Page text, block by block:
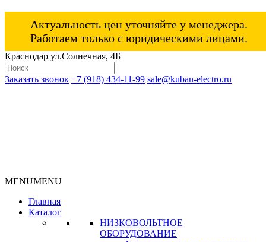
Актуальность цен уточняйте у менеджера.
Работаем только с юридическими лицами.
Краснодар ул.Солнечная, 4Б
Заказать звонок +7 (918) 434-11-99 sale@kuban-electro.ru
MENUMENU
Главная
Каталог
НИЗКОВОЛЬТНОЕ
ОБОРУДОВАНИЕ